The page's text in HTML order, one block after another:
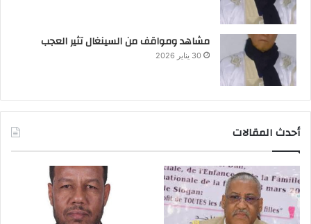
مشاهد ومواقف من السينغال تثير العجب
30 يناير 2026
أحدث المقالات